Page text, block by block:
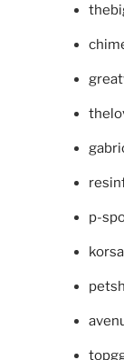
p-